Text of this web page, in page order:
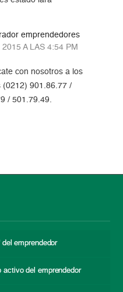
emprendedores
2015 A LAS 4:54 PM
con nosotros a los
(0212) 901.86.77 /
/ 501.79.49.
del emprendedor
activo del emprendedor